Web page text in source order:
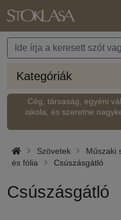
Kategóriák
Cég, társaság, egyéni
iskola, és szeretne
Szövetek
Műszaki
és fólia
Csúszásgátló
Csúszásgátló